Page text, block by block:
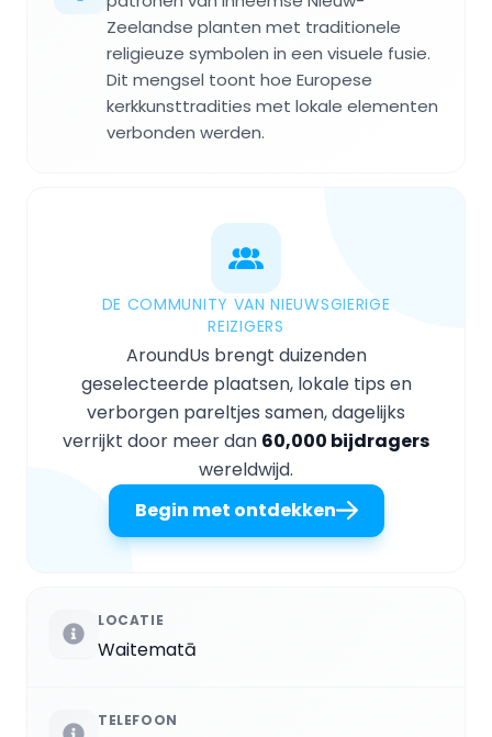
Zeelandse planten met traditionele
religieuze symbolen in een visuele fusie.
Dit mengsel toont hoe Europese
kerkkunsttradities met lokale elementen
verbonden werden.
DE COMMUNITY VAN NIEUWSGIERIGE
REIZIGERS
AroundUs brengt duizenden
geselecteerde plaatsen, lokale tips en
verborgen pareltjes samen, dagelijks
verrijkt door meer dan 60,000 bijdragers
wereldwijd.
Begin met ontdekken
LOCATIE
Waitematā
TELEFOON